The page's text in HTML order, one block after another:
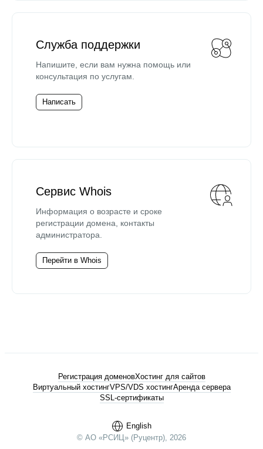
Служба поддержки
Напишите, если вам нужна помощь или
консультация по услугам.
Написать
Сервис Whois
Информация о возрасте и сроке
регистрации домена, контакты
администратора.
Перейти в Whois
English
© АО «РСИЦ» (Руцентр), 2026
Регистрация доменовХостинг для сайтов
Виртуальный хостингVPS/VDS хостингАренда сервера
SSL-сертификаты